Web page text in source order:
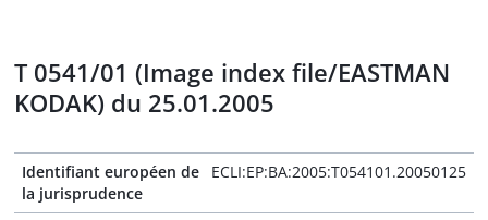
T 0541/01 (Image index file/EASTMAN
KODAK) du 25.01.2005
Identifiant européen de
la jurisprudence
ECLI:EP:BA:2005:T054101.20050125